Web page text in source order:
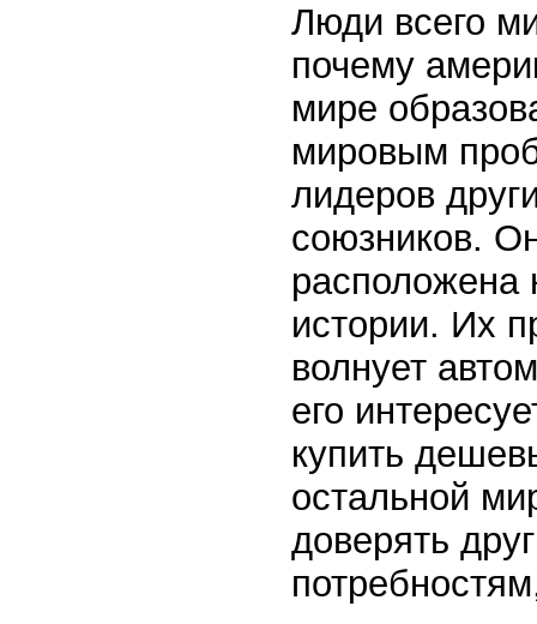
Люди всего
почему
мире
мировым
лидеров
союзников.
расположена
истории. Их
волнует
его
купить
остальной
доверять